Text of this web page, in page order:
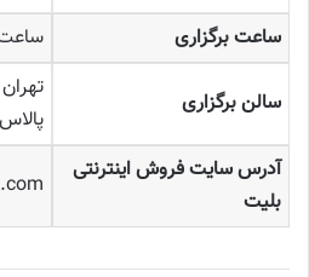
ساعت برگزاری
ساعت ۱۸:۳۰ و
سالن برگزاری
پالاس
آدرس سایت فروش اینترنتی
بلیت